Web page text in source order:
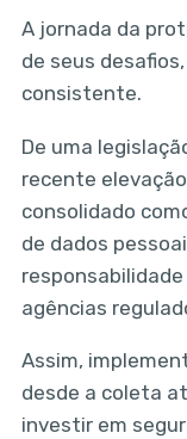
A jornada da
de seus
consistente.
De uma
recente
consolidado
de dados
agências
Assim,
desde a coleta
investir em